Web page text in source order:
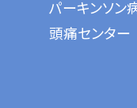
パーキンソン
頭痛センター